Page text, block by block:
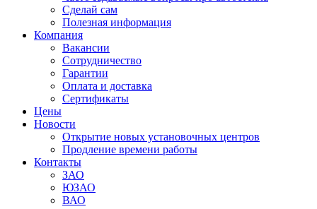
Сделай сам
Полезная информация
Компания
Вакансии
Сотрудничество
Гарантии
Оплата и доставка
Сертификаты
Цены
Новости
Открытие новых установочных центров
Продление времени работы
Контакты
ЗАО
ЮЗАО
ВАО